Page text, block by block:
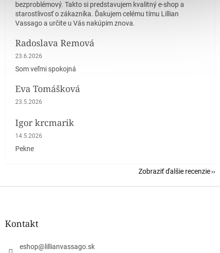
bezproblémový. Takto si predstavujem kvalitný e-shop a
starostlivosť o zákazníka. Ďakujem celému tímu Lillian
Vassago a určite u Vás nakúpim znova.
Radoslava Remová
Hodnotenie obchodu je 5 z 5 hviezdičiek.
23.6.2026
Som veľmi spokojná
Eva Tomášková
Hodnotenie obchodu je 5 z 5 hviezdičiek.
23.5.2026
Igor krcmarik
Hodnotenie obchodu je 5 z 5 hviezdičiek.
14.5.2026
Pekne
Zobraziť ďalšie recenzie
Z
Kontakt
eshop@ lillianvassago.sk